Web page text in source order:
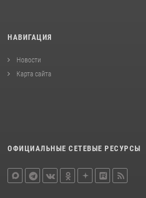
НАВИГАЦИЯ
Новости
Карта сайта
ОФИЦИАЛЬНЫЕ СЕТЕВЫЕ РЕСУРСЫ